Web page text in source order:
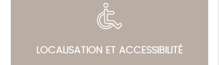
LOCALISATION ET ACCESSIBILITÉ